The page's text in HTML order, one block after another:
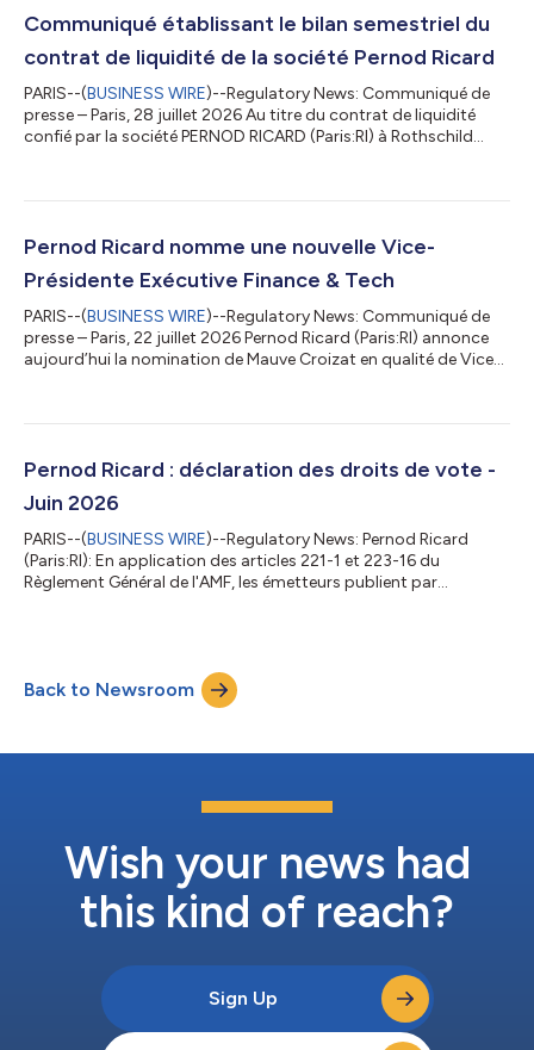
Communiqué établissant le bilan semestriel du
contrat de liquidité de la société Pernod Ricard
PARIS--(BUSINESS WIRE)--Regulatory News: Communiqué de
presse – Paris, 28 juillet 2026 Au titre du contrat de liquidité
confié par la société PERNOD RICARD (Paris:RI) à Rothschild
la période du 01/01/2026 au 30/06/2026, il a été négocié un
échangés Montant en € des transactions Achat 3 605 328 237
Pernod Ricard nomme une nouvelle Vice-
Présidente Exécutive Finance & Tech
PARIS--(BUSINESS WIRE)--Regulatory News: Communiqué de
presse – Paris, 22 juillet 2026 Pernod Ricard (Paris:RI) annonce
aujourd’hui la nomination de Mauve Croizat en qualité de Vice-
Alexandre Ricard, Président-Directeur Général. Elle succède à
opportunité professionnelle après un remarquable parcours de
Pernod Ricard : déclaration des droits de vote -
Juin 2026
PARIS--(BUSINESS WIRE)--Regulatory News: Pernod Ricard
(Paris:RI): En application des articles 221-1 et 223-16 du
Règlement Général de l'AMF, les émetteurs publient par
: Situation au 30.06.2026 1) Nombre total d'actions en
circulation composant le capital de la société 252 269 195 2)
Back to Newsroom
Wish your news had
this kind of reach?
Sign Up